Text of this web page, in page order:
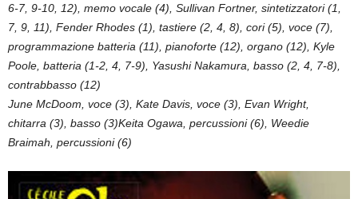
6-7, 9-10, 12), memo vocale (4), Sullivan Fortner, sintetizzatori (1,
7, 9, 11), Fender Rhodes (1), tastiere (2, 4, 8), cori (5), voce (7),
programmazione batteria (11), pianoforte (12), organo (12), Kyle
Poole, batteria (1-2, 4, 7-9), Yasushi Nakamura, basso (2, 4, 7-8),
contrabbasso (12)
June McDoom, voce (3), Kate Davis, voce (3), Evan Wright,
chitarra (3), basso (3)Keita Ogawa, percussioni (6), Weedie
Braimah, percussioni (6)